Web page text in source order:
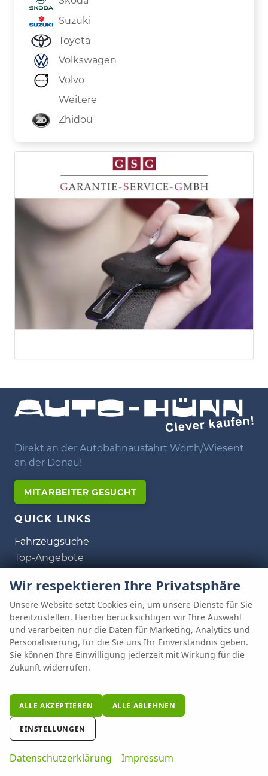
Suzuki
Toyota
Volkswagen
Volvo
Weitere
Zhidou
Direkt an der Autobahnausfahrt Wörth/Wiesent
an der Donau!
MITARBEITER GESUCHT
QUICK LINKS
Fahrzeugsuche
Top-Angebote
Kontakt
Inzahlungnahme
B2B-Händlerportal
SERVICE
Ihre Zufriedenheit ist unser Maßstab. Service
Donau. Wir stehen für Kompetenz und Service.
Bei uns stehen Sie im Mittelpunkt.
ADRESSE
Gewerbepark A 1
Wir respektieren Ihre Privatsphäre
Unsere Website setzt Cookies ein, um unsere Dienste für Sie
bereitzustellen. Hierbei berücksichtigen wir Ihre Auswahl
und verarbeiten nur die Daten für Marketing, Analytics und
Personalisierung, für die Sie uns Ihr Einverständnis geben.
Sie können Ihre Einwilligung jederzeit mit Wirkung für die
Zukunft widerrufen.
ALLE AKZEPTIEREN ALLE ABLEHNEN
EINSTELLUNGEN
Datenschutzerklärung Impressum